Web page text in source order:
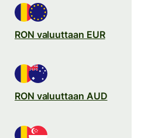
RON valuuttaan EUR
RON valuuttaan AUD